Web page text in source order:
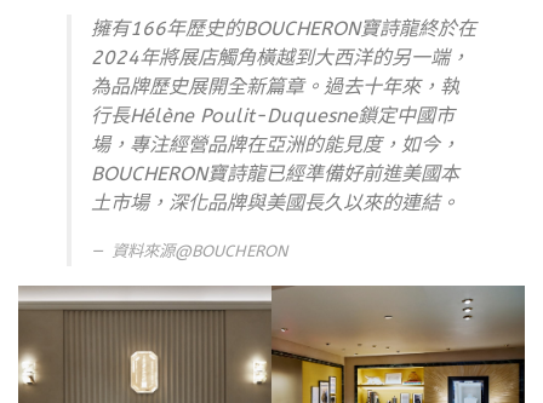
擁有166年歷史的BOUCHERON寶詩龍終於在
2024年將展店觸角橫越到大西洋的另一端，
為品牌歷史展開全新篇章。過去十年來，執
行長Hélène Poulit-Duquesne鎖定中國市
場，專注經營品牌在亞洲的能見度，如今，
BOUCHERON寶詩龍已經準備好前進美國本
土市場，深化品牌與美國長久以來的連結。
資料來源@BOUCHERON